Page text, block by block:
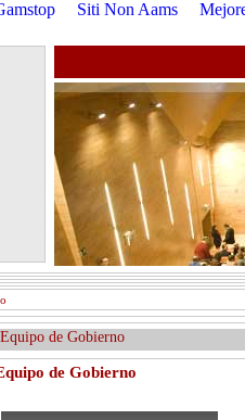
Siti Non Aams
de Gobierno
de Gobierno